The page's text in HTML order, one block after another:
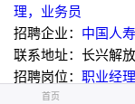
理，业务员
招聘企业： 中国人
联系地址：长兴解
招聘岗位： 职业经
招聘企业：
浙江兴
首页
首页